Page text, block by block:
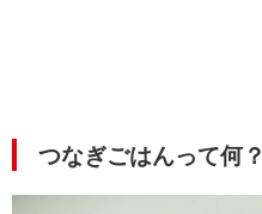
つなぎごはんって何？